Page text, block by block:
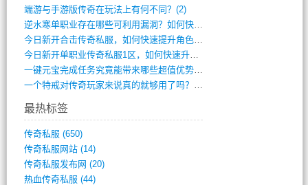
端游与手游版传奇在玩法上有何不同？(2)
逆水寒单职业存在哪些可利用漏洞？如何快速(1)
今日新开合击传奇私服，如何快速提升角色战(0)
今日新开单职业传奇私服1区，如何快速升级(0)
一键元宝完成任务究竟能带来哪些超值优势？(0)
一个特戒对传奇玩家来说真的就够用了吗？(0)
最热标签
传奇私服 (650)
传奇私服网站(14)
传奇私服发布网 (20)
热血传奇私服 (44)